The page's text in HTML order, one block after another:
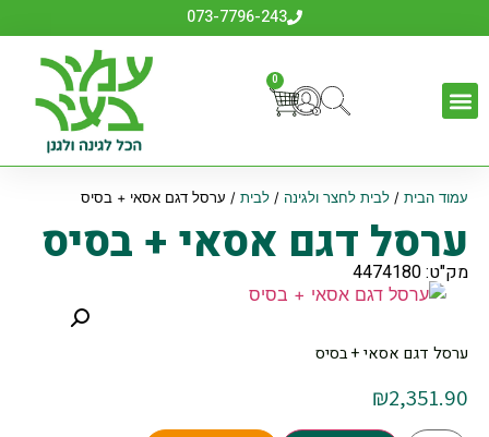
073-7796-243
0
עמוד הבית/ לבית לחצר ולגינה / לבית/ ערסל דגם אסאי + בסיס
ערסל דגם אסאי + בסיס
מק"ט: 4474180
ערסל דגם אסאי + בסיס
₪2,351.90